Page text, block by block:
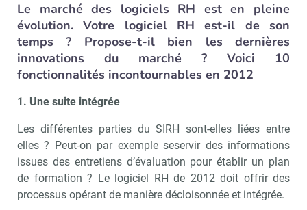
Le marché des logiciels RH est en pleine
évolution. Votre logiciel RH est-il de son
temps ? Propose-t-il bien les dernières
innovations du marché ? Voici 10
fonctionnalités incontournables en 2012
1. Une suite intégrée
Les différentes parties du SIRH sont-elles liées entre
elles ? Peut-on par exemple seservir des informations
issues des entretiens d’évaluation pour établir un plan
de formation ? Le logiciel RH de 2012 doit offrir des
processus opérant de manière décloisonnée et intégrée.